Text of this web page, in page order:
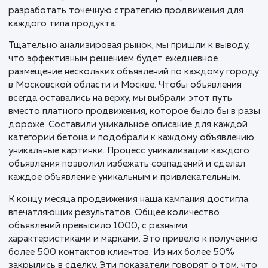
услуг в высококонкурентной нише на платформе
применении, мы решили разделить бетон на 4
бетон для фундамента, раствор для стяжки,
бетон и тощий бетон. Эта категоризация
разработать точечную стратегию продвижения
каждого типа продукта.
Тщательно анализировая рынок, мы пришли к
что эффективным решением будет ежедневное
размещение нескольких объявлений по каждому
в Московской области и Москве. Чтобы объявления
вместо платного продвижения, которое было бы в
дороже. Составили уникальное описание для
категории бетона и подобрали к каждому
уникальные картинки. Процесс уникализации
объявления позволил избежать совпадений и